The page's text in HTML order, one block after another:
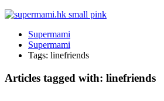
Supermami
Supermami
Tags: linefriends
Articles tagged with: linefriends